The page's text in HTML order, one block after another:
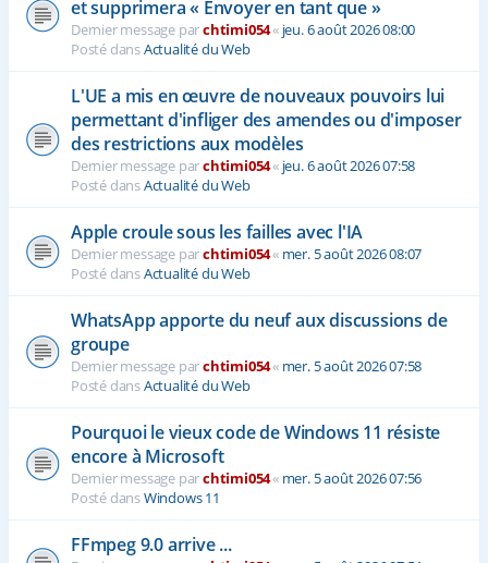
et supprimera « Envoyer en tant que »
Dernier message parchtimi054« jeu. 6 août 2026 08:00
Posté dansActualité du Web
L'UE a mis en œuvre de nouveaux pouvoirs lui
permettant d'infliger des amendes ou d'imposer
des restrictions aux modèles
Dernier message parchtimi054« jeu. 6 août 2026 07:58
Posté dansActualité du Web
Apple croule sous les failles avec l'IA
Dernier message parchtimi054« mer. 5 août 2026 08:07
Posté dansActualité du Web
WhatsApp apporte du neuf aux discussions de
groupe
Dernier message parchtimi054« mer. 5 août 2026 07:58
Posté dansActualité du Web
Pourquoi le vieux code de Windows 11 résiste
encore à Microsoft
Dernier message parchtimi054« mer. 5 août 2026 07:56
Posté dansWindows 11
FFmpeg 9.0 arrive ...